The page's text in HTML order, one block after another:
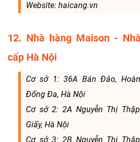
Website: haicang.vn
12. Nhà hàng Maison -
cấp Hà Nội
Cơ sở 1: 36A Bán Đảo,
Đống Đa, Hà Nội
Cơ sở 2: 2A Nguyễn Thị
Giấy, Hà Nội
Cơ sở 3: 2B Nguyễn Thị